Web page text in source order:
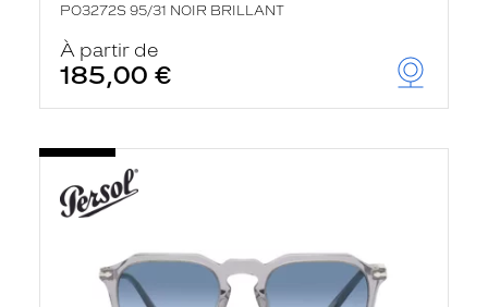
PO3272S 95/31 NOIR BRILLANT
À partir de
185,00 €